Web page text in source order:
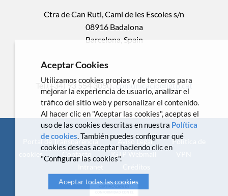
Ctra de Can Ruti, Camí de les Escoles s/n
08916 Badalona
Barcelona, Spain
Tel.(+34) 93 554 3050 .comunicacio@igtp.cat
Portal de Transparencia Aviso Legal
Política de
cookies
Contacto IGTP Webmail
Aceptar Cookies
Utilizamos cookies propias y de terceros para
mejorar la experiencia de usuario, analizar el
tráfico del sitio web y personalizar el contenido.
Al hacer clic en "Aceptar las cookies", aceptas el
uso de las cookies descritas en nuestra Política
de cookies. También puedes configurar qué
cookies deseas aceptar haciendo clic en
"Configurar las cookies".
Aceptar todas las cookies